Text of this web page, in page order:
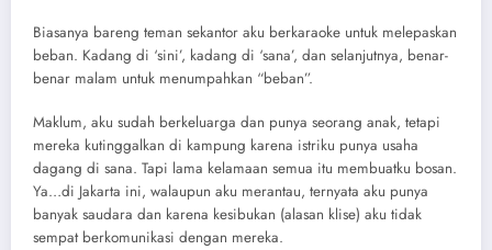
Biasanya bareng teman sekantor aku berkaraoke untuk melepaskan
beban. Kadang di ‘sini’, kadang di ‘sana’, dan selanjutnya, benar-
benar malam untuk menumpahkan “beban”.
Maklum, aku sudah berkeluarga dan punya seorang anak, tetapi
mereka kutinggalkan di kampung karena istriku punya usaha
dagang di sana. Tapi lama kelamaan semua itu membuatku bosan.
Ya…di Jakarta ini, walaupun aku merantau, ternyata aku punya
banyak saudara dan karena kesibukan (alasan klise) aku tidak
sempat berkomunikasi dengan mereka.